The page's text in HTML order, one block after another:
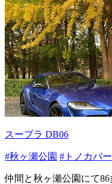
スープラ DB06
#秋ヶ瀬公園 #トノカバ
仲間と秋ヶ瀬公園にて